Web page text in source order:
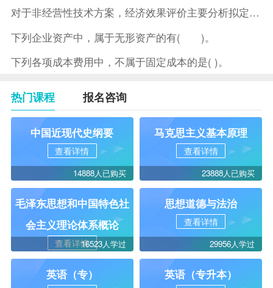
对于非经营性技术方案，经济效果评价主要分析拟定方案的( )。
下列企业资产中，属于无形资产的有( )。
下列各项成本费用中，不属于固定成本的是( )。
热门课程 报名咨询
中国近现代史纲要
查看详情
14888人已购买
马克思主义基本原理
查看详情
23888人已购买
毛泽东思想和中国特色社
会主义理论体系概论
查看详情16523人学过
思想道德与法治
查看详情
29956人学过
英语（专） 英语（专升本）